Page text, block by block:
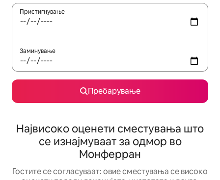
Пристигнување
Заминување
Пребарување
Највисоко оценети сместувања што
се изнајмуваат за одмор во
Монферран
Гостите се согласуваат: овие сместувања се високо